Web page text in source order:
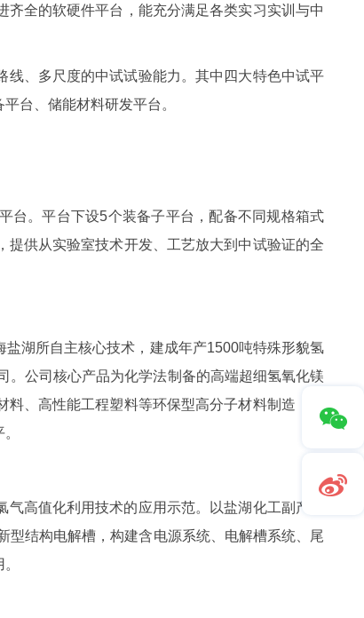
全的软硬件平台，能充分满足各类实习实训与中
、多尺度的中试试验能力。其中四大特色中试平
台、储能材料研发平台。
台。平台下设5个装备子平台，配备不同规格箱式
供从实验室技术开发、工艺放大到中试验证的全
湖所自主核心技术，建成年产1500吨特殊形貌氢
。公司核心产品为化学法制备的高端超细氢氧化镁
、高性能工程塑料等环保型高分子材料制造；后
高值化利用技术的应用示范。以盐湖化工副产氯
型结构电解槽，构建含电源系统、电解槽系统、尾